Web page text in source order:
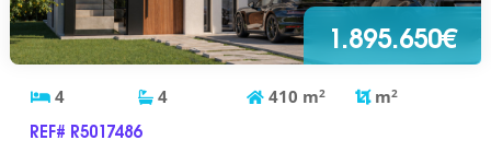
1.895.650€
4 4 410 m2 m2
REF# R5017486